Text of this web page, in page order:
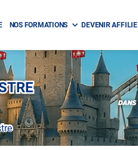
NOS FORMATIONS DEVENIR AFFILIE